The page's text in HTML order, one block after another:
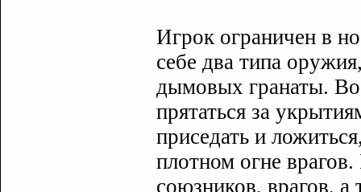
Игрок ограничен в
себе два типа
дымовых гранаты. Во
прятаться за
приседать и
плотном огне
союзников, врагов,